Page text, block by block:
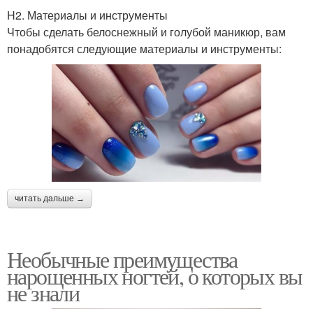
H2. Материалы и инструменты
Чтобы сделать белоснежный и голубой маникюр, вам
понадобятся следующие материалы и инструменты:
читать дальше →
Необычные преимущества
нарощенных ногтей, о которых вы
не знали